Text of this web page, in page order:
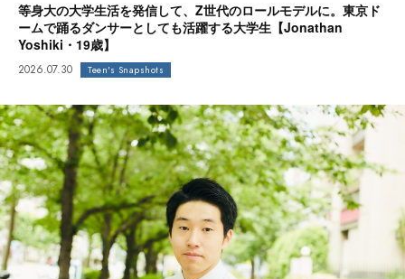
等身大の大学生活を発信して、Z世代のロールモデルに。東京ド
ームで踊るダンサーとしても活躍する大学生【Jonathan
Yoshiki・19歳】
2026.07.30 Teen's Snapshots